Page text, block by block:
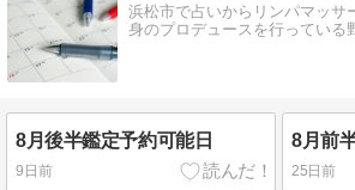
浜松市で占いからリンパマッサ
身のプロデュースを行っている
8月後半鑑定予約可能日
9日前
8月前
25日前